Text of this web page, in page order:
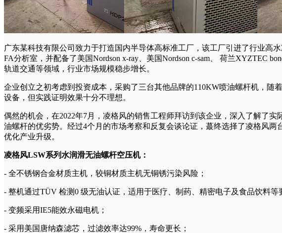
广东某科技有限公司致力于打造国内半导体高标准工厂，该工厂引进了行业高
FA分析室，并配备了美国Nordson x-ray、美国Nordson c-sam、 荷兰XYZTEC
轨道交通等领域，行业市场规模稳步增长。
企业创立之初考虑到投资成本，采购了三台其他品牌的110KW喷油螺杆机，
设备，但实践证明效果十分不理想。
偶然的机会，在2022年7月，凌格风的销售工程师拜访到该企业，深入了解了
油螺杆的优劣势。经过4个月的市场考察和反复会谈论证，蕞终选择了凌格风
优化产业升级。
凌格风LSW系列水润滑无油螺杆空压机：
- 全不锈钢合金材质主机，较铜材质主机无铜锈污染风险；
- 整机通过TÜV 检测0 级无油认证，适用于医疗、制药、精密电子及食品饮料等
- 变频采用IE5能效永磁电机；
- 采用美国唐纳森滤芯，过滤效率达99%，寿命更长；